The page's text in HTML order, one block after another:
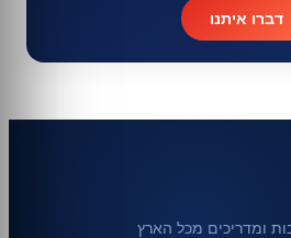
דברו איתנו
ומדריכים מכל הארץ